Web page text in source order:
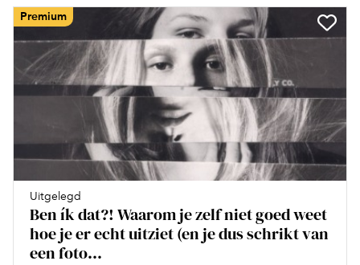
Premium
Uitgelegd
Ben ík dat?! Waarom je zelf niet goed weet
hoe je er echt uitziet (en je dus schrikt van
een foto...